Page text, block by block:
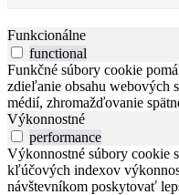
Funkcionálne
functional
Funkčné súbory cookie
zdieľanie obsahu webových
médií, zhromažďovanie
Výkonnostné
performance
Výkonnostné súbory cookie
kľúčových indexov
návštevníkom poskytovať